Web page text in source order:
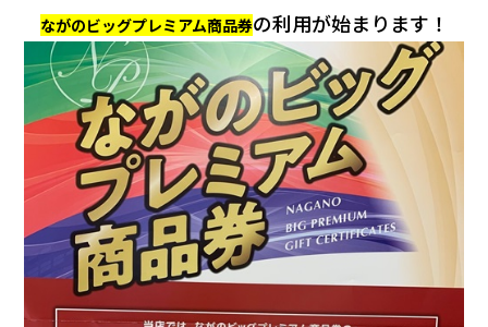
カタ
リコ
お問
ながのビッグプレミアム商品券の利用が始まります！